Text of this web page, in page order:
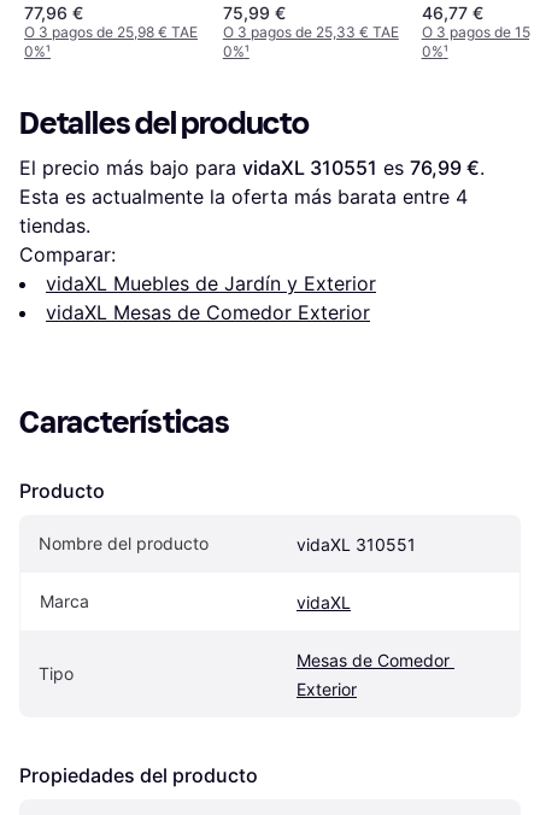
77,96 €
O 3 pagos de 25,98 € TAE
0%¹
75,99 €
O 3 pagos de 25,33 € TAE
0%¹
46,77 €
O 3 pagos de
0%¹
Detalles del producto
El precio más bajo para vidaXL 310551 es 76,99 €.
Esta es actualmente la oferta más barata entre 4
tiendas.
Comparar:
vidaXL Muebles de Jardín y Exterior
vidaXL Mesas de Comedor Exterior
Características
Producto
Nombre del producto vidaXL 310551
Marca vidaXL
Tipo
Mesas de Comedor
Exterior
Propiedades del producto